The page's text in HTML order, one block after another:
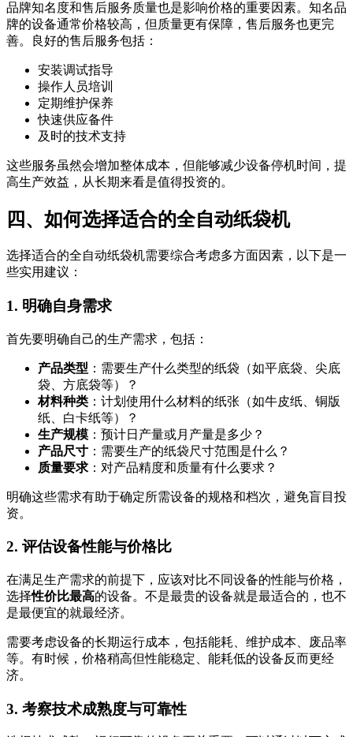
品牌知名度和售后服务质量也是影响价格的重要因素。知名品
牌的设备通常价格较高，但质量更有保障，售后服务也更完
善。良好的售后服务包括：
安装调试指导
操作人员培训
定期维护保养
快速供应备件
及时的技术支持
这些服务虽然会增加整体成本，但能够减少设备停机时间，提
高生产效益，从长期来看是值得投资的。
四、如何选择适合的全自动纸袋机
选择适合的全自动纸袋机需要综合考虑多方面因素，以下是一
些实用建议：
1. 明确自身需求
首先要明确自己的生产需求，包括：
产品类型 ：需要生产什么类型的纸袋（如平底袋、尖底
袋、方底袋等）？
材料种类 ：计划使用什么材料的纸张（如牛皮纸、铜版
纸、白卡纸等）？
生产规模 ：预计日产量或月产量是多少？
产品尺寸 ：需要生产的纸袋尺寸范围是什么？
质量要求 ：对产品精度和质量有什么要求？
明确这些需求有助于确定所需设备的规格和档次，避免盲目投
资。
2. 评估设备性能与价格比
在满足生产需求的前提下，应该对比不同设备的性能与价格，
选择性价比最高的设备。不是最贵的设备就是最适合的，也不
是最便宜的就最经济。
需要考虑设备的长期运行成本，包括能耗、维护成本、废品率
等。有时候，价格稍高但性能稳定、能耗低的设备反而更经
济。
3. 考察技术成熟度与可靠性